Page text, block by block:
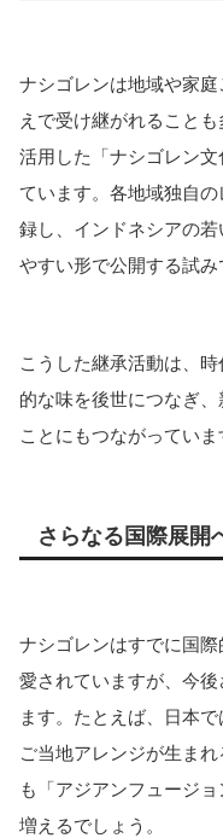
ナシゴレンは地域や家
えで受け継がれること
活用した「ナシゴレン
ています。各地域独自
録し、インドネシアの
やすい形で公開する試み
こうした継承活動は、
的な味を後世につなぎ
ことにもつながっていま
さらなる国際展開
ナシゴレンはすでに国
愛されていますが、今
ます。たとえば、日本
ご当地アレンジが生ま
も「アジアンフュージ
増えるでしょう。